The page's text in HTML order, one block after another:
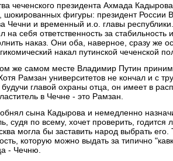
чеченского президента Ахмада
шокированных фигуры: президент
Чечни и временный и.о. главы
на себя ответственность за
наказ. Они оба, наверное, сразу же
накал путинской чеченской
же самом месте Владимир Путин
Рамзан университетов не кончал и с
главой охраны отца, он имеет в
в Чечне - это Рамзан.
сына Кадырова и немедленно
судя по всему, хочет проверить,
могла бы заставить народ выбрать
которую можно выдать за типично
- Чечню.